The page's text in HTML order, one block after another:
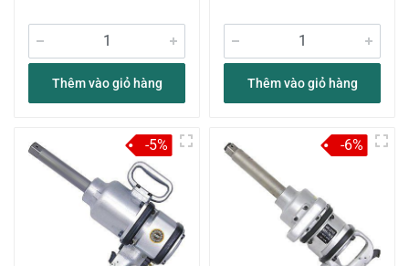
Thêm vào giỏ hàng Thêm vào giỏ hàng
-5% -6%